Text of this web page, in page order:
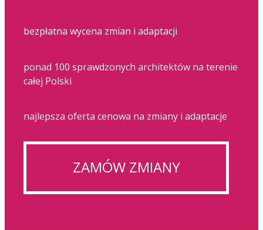
bezpłatna wycena zmian i adaptacji
ponad 100 sprawdzonych architektów na terenie
całej Polski
najlepsza oferta cenowa na zmiany i adaptacje
ZAMÓW ZMIANY